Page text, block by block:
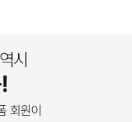
시
회원이